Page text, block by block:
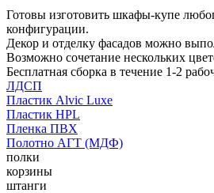
Готовы изготовить шкафы-купе
конфигурации.
Декор и отделку фасадов можно
Возможно сочетание нескольких
Бесплатная сборка в течение 1-2
ЛДСП
Пластик Alvic Luxe
Пластик HPL
Пленка ПВХ
Полотно АГТ (МДФ)
полки
корзины
штанги